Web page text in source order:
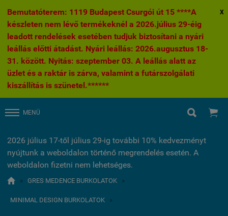
Bemutatóterem: 1119 Budapest Csurgói út 15 ****A
készleten nem lévő termékeknél a 2026.július 29-éig
leadott rendelések esetében tudjuk biztosítani a nyári
leállás előtti átadást. Nyári leállás: 2026.augusztus 18-
31. között. Nyitás: szeptember 03. A leállás alatt az
üzlet és a raktár is zárva, valamint a futárszolgálati
kiszállítás is szünetel.******
X
MENÜ  
2026 július 17-től július 29-ig további 10% kedvezményt
nyújtunk a weboldalon történő megrendelés esetén. A
weboldalon fizetni nem lehetséges.
 » GRES MEDENCE BURKOLATOK »
MINIMAL DESIGN BURKOLATOK »